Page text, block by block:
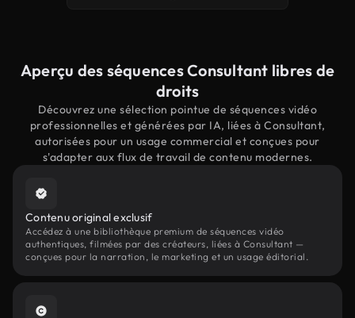
Aperçu des séquences Consultant libres de
droits
Découvrez une sélection pointue de séquences vidéo
professionnelles et générées par IA, liées à Consultant,
autorisées pour un usage commercial et conçues pour
s'adapter aux flux de travail de contenu modernes.
Contenu original exclusif
Accédez à une bibliothèque premium de séquences vidéo
authentiques, filmées par des créateurs, liées à Consultant —
conçues pour la narration, le marketing et un usage éditorial.